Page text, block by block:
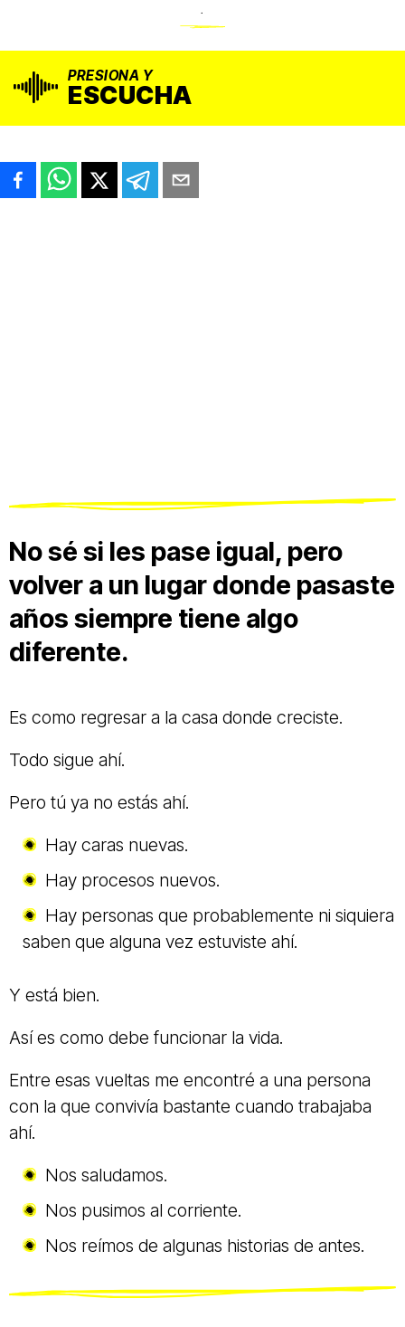
.
PRESIONA Y
ESCUCHA
No sé si les pase igual, pero
volver a un lugar donde pasaste
años siempre tiene algo
diferente.
Es como regresar a la casa donde creciste.
Todo sigue ahí.
Pero tú ya no estás ahí.
Hay caras nuevas.
Hay procesos nuevos.
Hay personas que probablemente ni siquiera
saben que alguna vez estuviste ahí.
Y está bien.
Así es como debe funcionar la vida.
Entre esas vueltas me encontré a una persona
con la que convivía bastante cuando trabajaba
ahí.
Nos saludamos.
Nos pusimos al corriente.
Nos reímos de algunas historias de antes.